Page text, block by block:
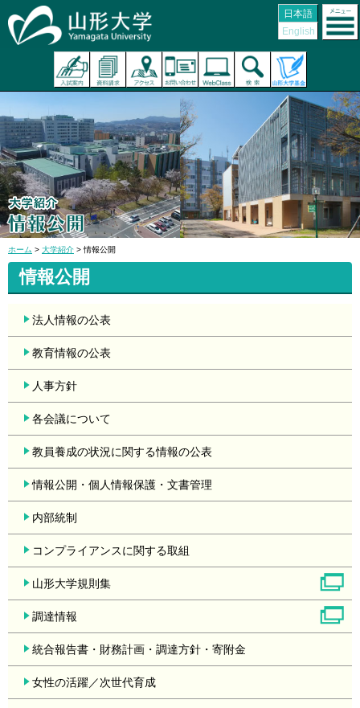
日本語
English
ホーム > 大学紹介 > 情報公開
情報公開
法人情報の公表
教育情報の公表
人事方針
各会議について
教員養成の状況に関する情報の公表
情報公開・個人情報保護・文書管理
内部統制
コンプライアンスに関する取組
山形大学規則集
調達情報
統合報告書・財務計画・調達方針・寄附金
女性の活躍／次世代育成